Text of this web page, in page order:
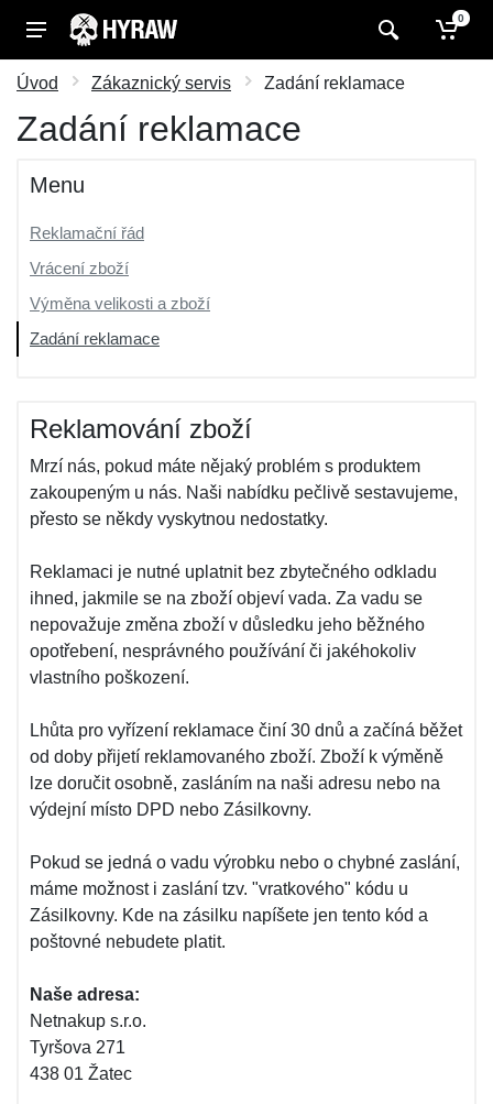
0
Úvod Zákaznický servis Zadání reklamace
Zadání reklamace
Menu
Reklamační řád
Vrácení zboží
Výměna velikosti a zboží
Zadání reklamace
Reklamování zboží
Mrzí nás, pokud máte nějaký problém s produktem
zakoupeným u nás. Naši nabídku pečlivě sestavujeme,
přesto se někdy vyskytnou nedostatky.
Reklamaci je nutné uplatnit bez zbytečného odkladu
ihned, jakmile se na zboží objeví vada. Za vadu se
nepovažuje změna zboží v důsledku jeho běžného
opotřebení, nesprávného používání či jakéhokoliv
vlastního poškození.
Lhůta pro vyřízení reklamace činí 30 dnů a začíná běžet
od doby přijetí reklamovaného zboží. Zboží k výměně
lze doručit osobně, zasláním na naši adresu nebo na
výdejní místo DPD nebo Zásilkovny.
Pokud se jedná o vadu výrobku nebo o chybné zaslání,
máme možnost i zaslání tzv. "vratkového" kódu u
Zásilkovny. Kde na zásilku napíšete jen tento kód a
poštovné nebudete platit.
Naše adresa:
Netnakup s.r.o.
Tyršova 271
438 01 Žatec